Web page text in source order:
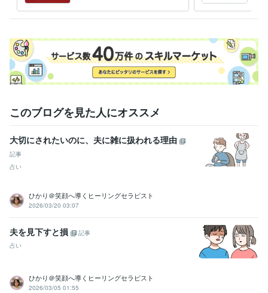
このブログを見た人にオススメ
大切にされたいのに、夫に雑に扱われる理由
記事
占い
ひかり＠笑顔へ導くヒーリングセラピスト
2026/03/20 03:07
夫を見下すと損
記事
占い
ひかり＠笑顔へ導くヒーリングセラピスト
2026/03/05 01:55